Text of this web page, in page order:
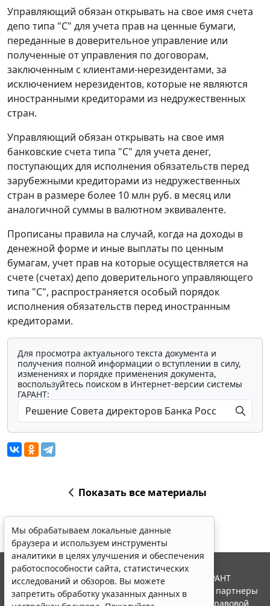
Управляющий обязан открывать на свое имя счета
депо типа "С" для учета прав на ценные бумаги,
переданные в доверительное управление или
полученные от управления по договорам,
заключенным с клиентами-нерезидентами, за
исключением нерезидентов, которые не являются
иностранными кредиторами из недружественных
стран.
Управляющий обязан открывать на свое имя
банковские счета типа "С" для учета денег,
поступающих для исполнения обязательств перед
зарубежными кредиторами из недружественных
стран в размере более 10 млн руб. в месяц или
аналогичной суммы в валютном эквиваленте.
Прописаны правила на случай, когда на доходы в
денежной форме и иные выплаты по ценным
бумагам, учет прав на которые осуществляется на
счете (счетах) депо доверительного управляющего
типа "С", распространяется особый порядок
исполнения обязательств перед иностранным
кредиторами.
Для просмотра актуального текста документа и
получения полной информации о вступлении в силу,
изменениях и порядке применения документа,
воспользуйтесь поиском в Интернет-версии системы
ГАРАНТ:
Показать все материалы
Мы обрабатываем локальные данные
браузера и используем инструменты
аналитики в целях улучшения и обеспечения
работоспособности сайта, статистических
исследований и обзоров. Вы можете
запретить обработку указанных данных в
© ООО "НПП "ГАРАНТ-СЕРВИС", 2026. Система ГАРАНТ
выпускается с 1990 года. Компания "Гарант" и ее партнеры
являются участниками Российской ассоциации правовой